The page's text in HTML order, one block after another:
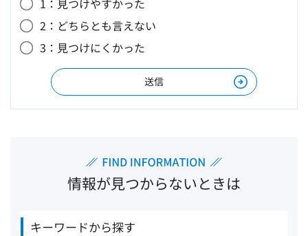
1：見つけやすかった
2：どちらとも言えない
3：見つけにくかった
情報が見つからないときは
キーワードから探す